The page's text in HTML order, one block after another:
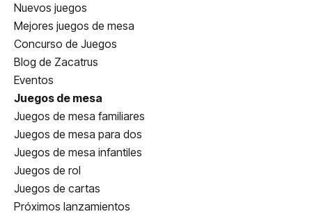
Nuevos juegos
Mejores juegos de mesa
Concurso de Juegos
Blog de Zacatrus
Eventos
Juegos de mesa
Juegos de mesa familiares
Juegos de mesa para dos
Juegos de mesa infantiles
Juegos de rol
Juegos de cartas
Próximos lanzamientos